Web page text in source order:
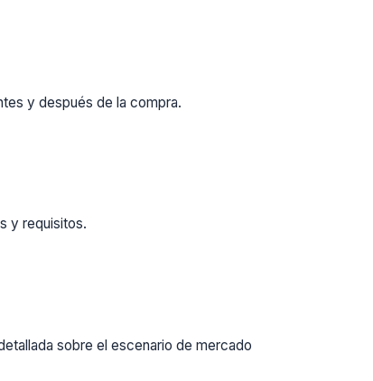
y después de la compra.
y requisitos.
sobre el escenario de mercado